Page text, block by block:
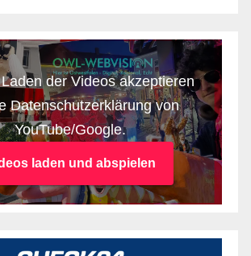
der Videos akzeptieren
Datenschutzerklärung von
YouTube/Google.
laden und abspielen